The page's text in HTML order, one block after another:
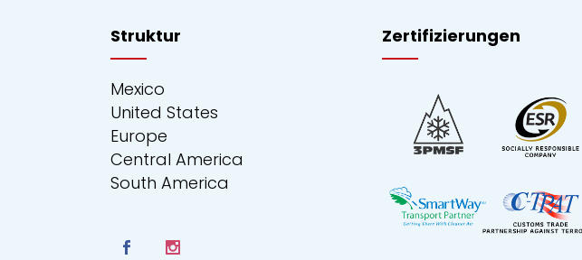
Struktur
Mexico
United States
Europe
Central America
South America
Zertifizierungen